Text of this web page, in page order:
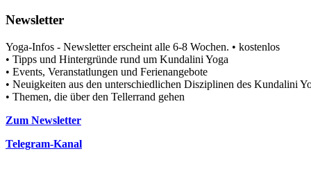
Newsletter
Yoga-Infos - Newsletter erscheint alle 6-8 Wochen. • kostenlos
• Tipps und Hintergründe rund um Kundalini Yoga
• Events, Veranstatlungen und Ferienangebote
• Neuigkeiten aus den unterschiedlichen Disziplinen des Kundalini
• Themen, die über den Tellerrand gehen
Zum Newsletter
Telegram-Kanal